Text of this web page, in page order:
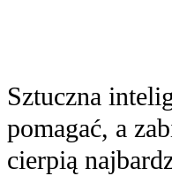
Sztuczna
pomagać, a
cierpią